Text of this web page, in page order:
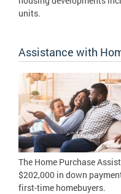
units.
Assistance with
The Home Purchase
$202,000 in down
first-time homebuyers.